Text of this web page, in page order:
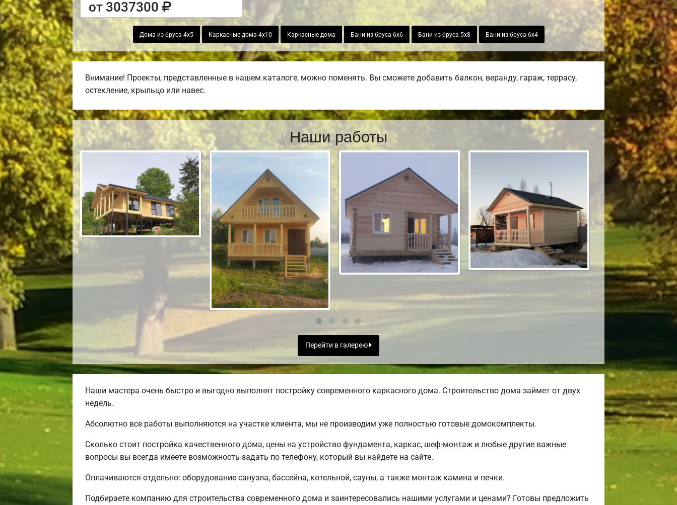
от 3037300
Дома из бруса 4х5 Каркасные дома 4х10 Каркасные дома Бани из бруса 6х6 Бани из бруса 5х8 Бани из бруса 6х4
Внимание! Проекты, представленные в нашем каталоге, можно поменять. Вы сможете добавить балкон, веранду, гараж, террасу,
остекление, крыльцо или навес.
Наши работы
Перейти в галерею
Наши мастера очень быстро и выгодно выполнят постройку современного каркасного дома. Строительство дома займет от двух
недель.
Абсолютно все работы выполняются на участке клиента, мы не производим уже полностью готовые домокомплекты.
Сколько стоит постройка качественного дома, цены на устройство фундамента, каркас, шеф-монтаж и любые другие важные
вопросы вы всегда имеете возможность задать по телефону, который вы найдете на сайте.
Оплачиваются отдельно: оборудование санузла, бассейна, котельной, сауны, а также монтаж камина и печки.
Подбираете компанию для строительства современного дома и заинтересовались нашими услугами и ценами? Готовы предложить